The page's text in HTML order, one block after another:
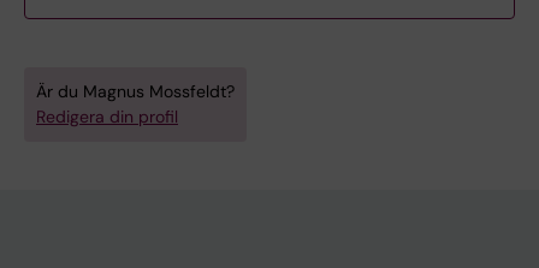
Är du Magnus Mossfeldt?
Redigera din profil